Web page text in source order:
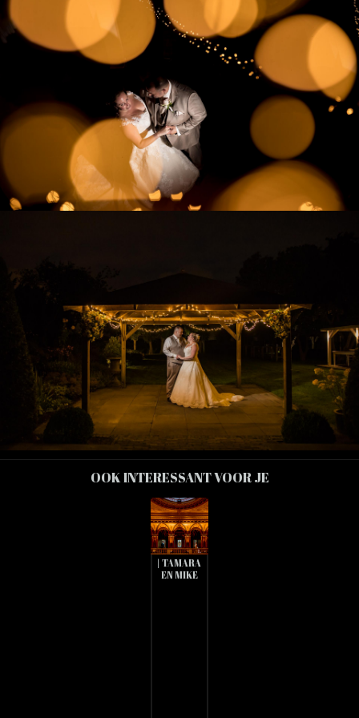
OOK INTERESSANT VOOR JE
BRUIDSFOTOGRAFIE
KASTEEL
OUD-
WASSENAAR
| TAMARA
EN MIKE